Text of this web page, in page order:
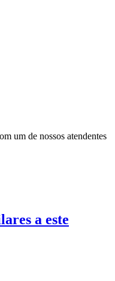
um de nossos atendentes
a este